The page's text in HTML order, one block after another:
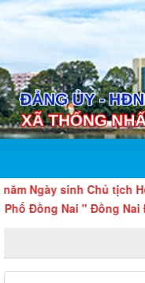
sinh Chủ tịch Hồ
Đồng Nai " Đồng Nai Đô